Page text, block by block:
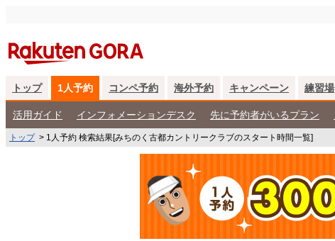
トップ 1人予約 コンペ予約 海外予約 キャンペーン 練習場
活用ガイド インフォメーションデスク 先に予約者がいるプラン
トップ> 1人予約 検索結果[みちのく古都カントリークラブのスタート時間一覧]